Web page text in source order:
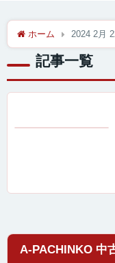
ホーム 2024 2月
記事一覧
A-PACHINKO 中